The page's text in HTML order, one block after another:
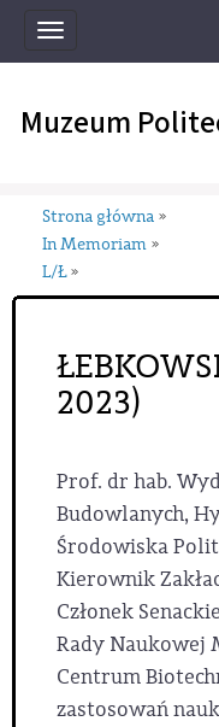
Toggle
navigation
Muzeum
Strona główna »
In Memoriam »
L/Ł »
2023)
Prof. dr hab.
Budowlanych,
Środowiska
Kierownik
Członek
Rady Naukowej
Centrum
zastosowań